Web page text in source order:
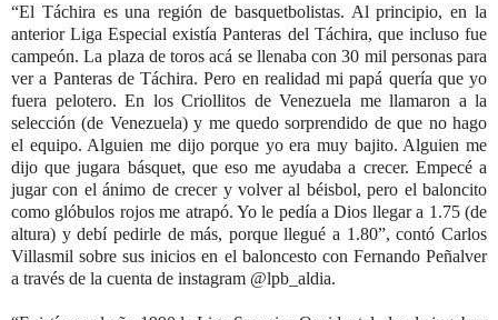
“El Táchira es una región de basquetbolistas. Al principio, en la
anterior Liga Especial existía Panteras del Táchira, que incluso fue
campeón. La plaza de toros acá se llenaba con 30 mil personas para
ver a Panteras de Táchira. Pero en realidad mi papá quería que yo
fuera pelotero. En los Criollitos de Venezuela me llamaron a la
selección (de Venezuela) y me quedo sorprendido de que no hago
el equipo. Alguien me dijo porque yo era muy bajito. Alguien me
dijo que jugara básquet, que eso me ayudaba a crecer. Empecé a
jugar con el ánimo de crecer y volver al béisbol, pero el baloncito
como glóbulos rojos me atrapó. Yo le pedía a Dios llegar a 1.75 (de
altura) y debí pedirle de más, porque llegué a 1.80”, contó Carlos
Villasmil sobre sus inicios en el baloncesto con Fernando Peñalver
a través de la cuenta de instagram @lpb_aldia.